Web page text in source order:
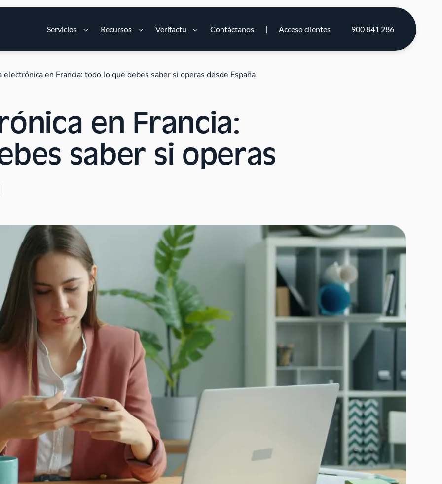
Servicios Recursos Verifactu Contáctanos Acceso clientes 900 841 286
electrónica en Francia: todo lo que debes saber si operas desde España
en Francia:
saber si operas